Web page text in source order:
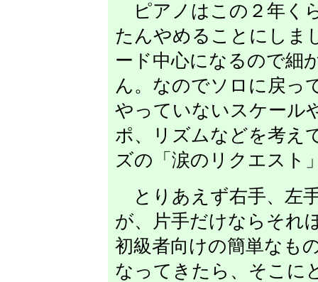
ピアノはこの２年く
たんやめることにしま
ード中心になるので細
ん。なのでソロに戻っ
やっていないスケール
ポ、リズムなどを考え
ズの「涙のリクエスト
とりあえず右手、左
が、片手だけならそれ
初級者向けの簡単なも
なってきたら、そこに